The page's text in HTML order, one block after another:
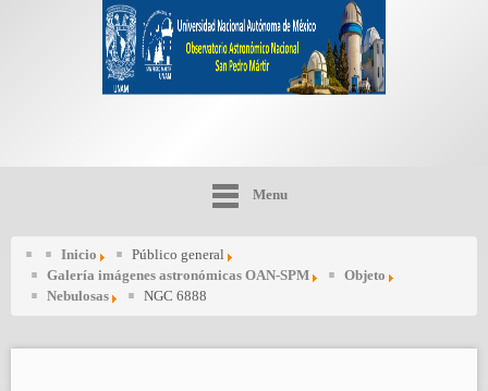
Menu
Inicio
Público general
Galería imágenes astronómicas OAN-SPM
Objeto
Nebulosas
NGC 6888